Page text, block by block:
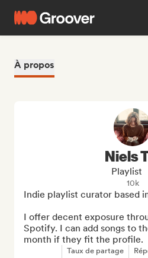
À propos
Niels
Playlist
10k
Indie playlist curator based
I offer decent exposure
Spotify. I can add songs to
month if they fit the profile.
Taux de partage